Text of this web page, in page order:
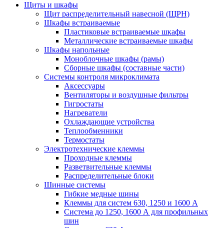
Щиты и шкафы
Щит распределительный навесной (ЩРН)
Шкафы встраиваемые
Пластиковые встраиваемые шкафы
Металлические встраиваемые шкафы
Шкафы напольные
Моноблочные шкафы (рамы)
Сборные шкафы (составные части)
Системы контроля микроклимата
Аксессуары
Вентиляторы и воздушные фильтры
Гигростаты
Нагреватели
Охлаждающие устройства
Теплообменники
Термостаты
Электротехнические клеммы
Проходные клеммы
Разветвительные клеммы
Распределительные блоки
Шинные системы
Гибкие медные шины
Клеммы для систем 630, 1250 и 1600 А
Система до 1250, 1600 А для профильных
шин